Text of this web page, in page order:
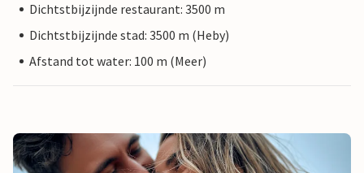
Dichtstbijzijnde restaurant: 3500 m
Dichtstbijzijnde stad: 3500 m (Heby)
Afstand tot water: 100 m (Meer)